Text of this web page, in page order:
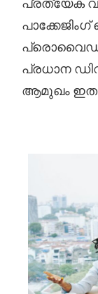
പ്രധാന
ആമുഖം